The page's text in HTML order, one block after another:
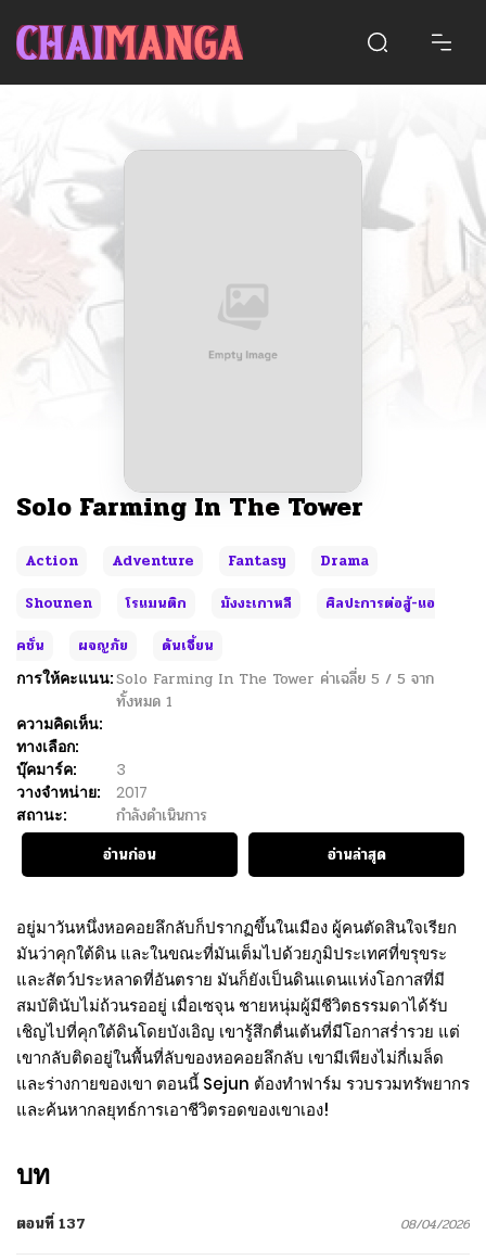
Solo Farming In The Tower
Action Adventure Fantasy
Drama
Shounen
โรแมนติก มังงะเกาหลี
ศิลปะการต่อสู้-แอ
คชั่น
ผจญภัย
ดันเจี้ยน
การให้คะแนน:Solo Farming In The Tower ค่าเฉลี่ย 5 / 5 จาก
ทั้งหมด 1
ความคิดเห็น:
ทางเลือก:
บุ๊คมาร์ค:
3
วางจำหน่าย:
2017
สถานะ:
กำลังดำเนินการ
อ่านก่อน
อ่านล่าสุด
อยู่มาวันหนึ่งหอคอยลึกลับก็ปรากฏขึ้นในเมือง ผู้คนตัดสินใจเรียก
มันว่าคุกใต้ดิน และในขณะที่มันเต็มไปด้วยภูมิประเทศที่ขรุขระ
และสัตว์ประหลาดที่อันตราย มันก็ยังเป็นดินแดนแห่งโอกาสที่มี
สมบัตินับไม่ถ้วนรออยู่ เมื่อเซจุน ชายหนุ่มผู้มีชีวิตธรรมดาได้รับ
เชิญไปที่คุกใต้ดินโดยบังเอิญ เขารู้สึกตื่นเต้นที่มีโอกาสร่ำรวย แต่
เขากลับติดอยู่ในพื้นที่ลับของหอคอยลึกลับ เขามีเพียงไม่กี่เมล็ด
และร่างกายของเขา ตอนนี้ Sejun ต้องทำฟาร์ม รวบรวมทรัพยากร
และค้นหากลยุทธ์การเอาชีวิตรอดของเขาเอง!
บท
ตอนที่ 137 08/04/2026